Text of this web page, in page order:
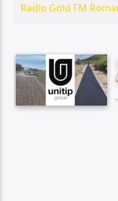
Radio Gold FM